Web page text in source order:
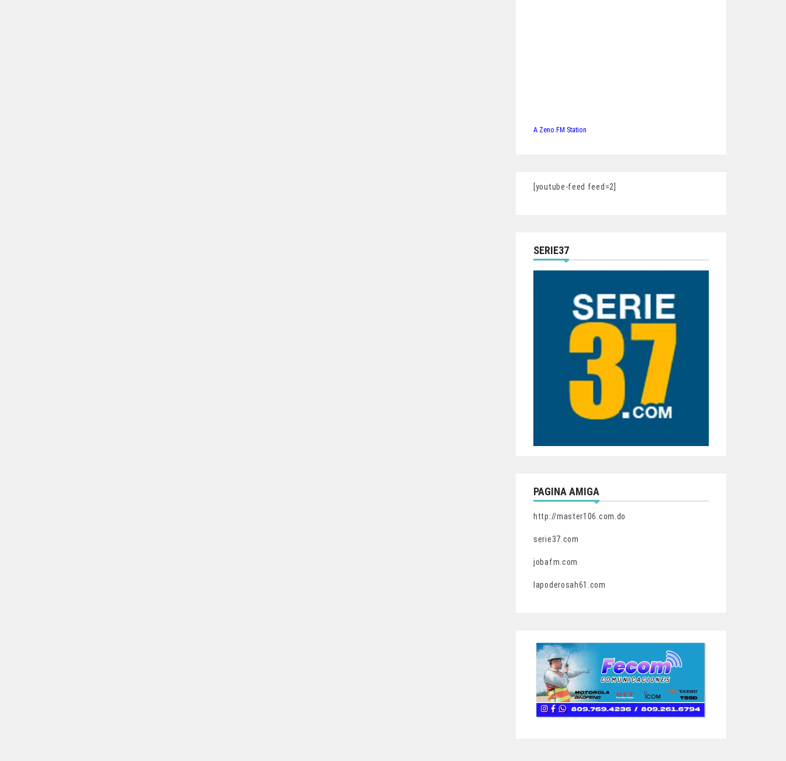
A Zeno.FM Station
[youtube-feed feed=2]
SERIE37
PAGINA AMIGA
http://master106.com.do
serie37.com
jobafm.com
lapoderosah61.com